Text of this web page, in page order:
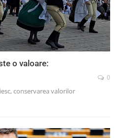
o valoare:
0
conservarea valorilor